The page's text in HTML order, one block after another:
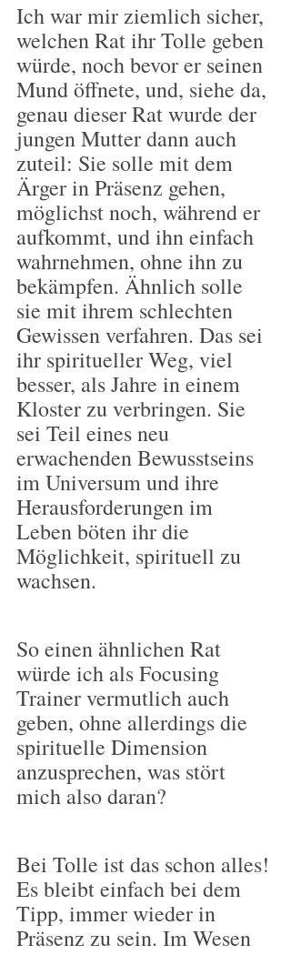
Ich war mir ziemlich sicher,
welchen Rat ihr Tolle geben
würde, noch bevor er seinen
Mund öffnete, und, siehe da,
genau dieser Rat wurde der
jungen Mutter dann auch
zuteil: Sie solle mit dem
Ärger in Präsenz gehen,
möglichst noch, während er
aufkommt, und ihn einfach
wahrnehmen, ohne ihn zu
bekämpfen. Ähnlich solle
sie mit ihrem schlechten
Gewissen verfahren. Das sei
ihr spiritueller Weg, viel
besser, als Jahre in einem
Kloster zu verbringen. Sie
sei Teil eines neu
erwachenden Bewusstseins
im Universum und ihre
Herausforderungen im
Leben böten ihr die
Möglichkeit, spirituell zu
wachsen.
So einen ähnlichen Rat
würde ich als Focusing
Trainer vermutlich auch
geben, ohne allerdings die
spirituelle Dimension
anzusprechen, was stört
mich also daran?
Bei Tolle ist das schon alles!
Es bleibt einfach bei dem
Tipp, immer wieder in
Präsenz zu sein. Im Wesen